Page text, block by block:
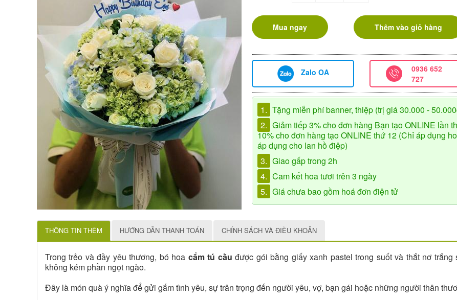
Mua ngay Thêm vào giỏ hàng
Zalo OA
0936 652
727
1. Tặng miễn phí banner, thiệp (trị giá 30.000 -
2. Giảm tiếp 3% cho đơn hàng Bạn tạo ONLINE lần
10% cho đơn hàng tạo ONLINE thứ 12 (Chỉ áp dụng
áp dụng cho lan hồ điệp)
3. Giao gấp trong 2h
4. Cam kết hoa tươi trên 3 ngày
5. Giá chưa bao gồm hoá đơn điện tử
THÔNG TIN THÊM HƯỚNG DẪN THANH TOÁN CHÍNH SÁCH VÀ ĐIỀU KHOẢN
Trong trẻo và đầy yêu thương, bó hoa cẩm tú cầu được gói bằng giấy xanh pastel trong suốt và thắt nơ
không kém phần ngọt ngào.
Đây là món quà ý nghĩa để gửi gắm tình yêu, sự trân trọng đến người yêu, vợ, bạn gái hoặc những người thân